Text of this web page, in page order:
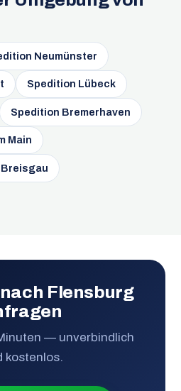
Neumünster
Spedition Lübeck
Spedition Bremerhaven
Main
Flensburg
— unverbindlich
kostenlos.